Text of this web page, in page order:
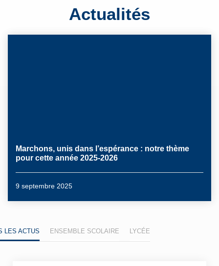
Actualités
Marchons, unis dans l’espérance : notre thème
pour cette année 2025-2026
9 septembre 2025
LES ACTUS ENSEMBLE SCOLAIRE LYCÉE